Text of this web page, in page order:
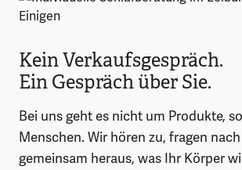
Kein Verkaufsgespräch.
Ein Gespräch über Sie.
Bei uns geht es nicht um Produkte,
Menschen. Wir hören zu, fragen
gemeinsam heraus, was Ihr Körper